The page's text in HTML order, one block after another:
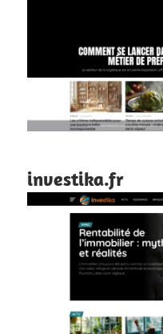
investika.fr